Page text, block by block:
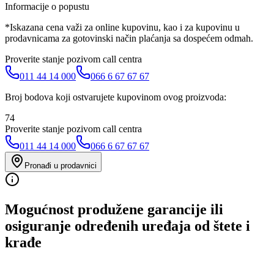
Informacije o popustu
*Iskazana cena važi za online kupovinu, kao i za kupovinu u
prodavnicama za gotovinski način plaćanja sa dospećem odmah.
Proverite stanje pozivom call centra
011 44 14 000
066 6 67 67 67
Broj bodova koji ostvarujete kupovinom ovog proizvoda:
74
Proverite stanje pozivom call centra
011 44 14 000
066 6 67 67 67
Pronađi u prodavnici
Mogućnost produžene garancije ili
osiguranje određenih uređaja od štete i
krađe